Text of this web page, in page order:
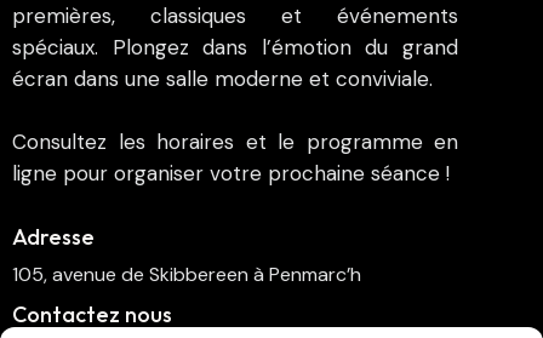
premières, classiques et événements
spéciaux. Plongez dans l’émotion du grand
écran dans une salle moderne et conviviale.
Consultez les horaires et le programme en
ligne pour organiser votre prochaine séance !
Adresse
105, avenue de Skibbereen à Penmarc’h
Contactez nous